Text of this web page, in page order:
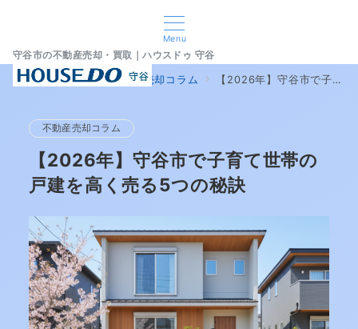
Menu
守谷市の不動産売却・買取｜ハウスドゥ 守谷
home ブログ 不動産売却コラム 【2026年】守谷市で子育て世帯の戸建を高く売る5つの秘訣
不動産売却コラム
【2026年】守谷市で子育て世帯の
戸建を高く売る5つの秘訣